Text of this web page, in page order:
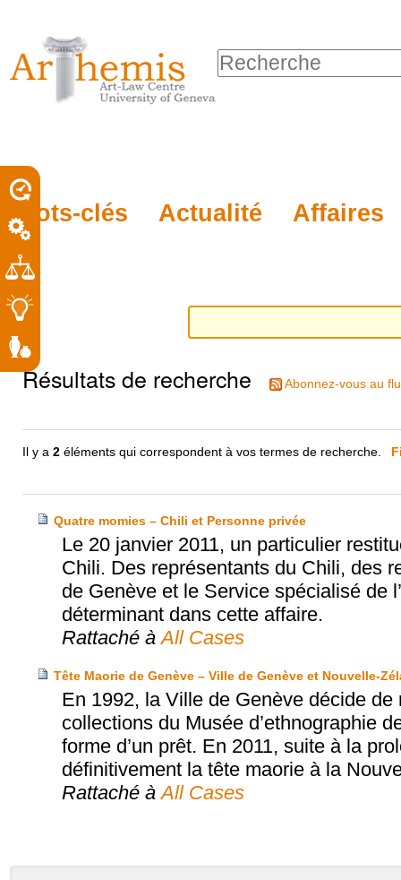
personnels
contenu.
à
la
navigation
Mots-clés Actualité Affaires
Chercher par
Résultats de recherche Abonnez-vous au
Il y a2 éléments qui correspondent à vos termes de recherche.
Quatre momies – Chili et Personne privée
Le 20 janvier 2011, un particulier
Chili. Des représentants du Chili, des
de Genève et le Service spécialisé de
déterminant dans cette affaire.
Rattaché à All Cases
Tête Maorie de Genève – Ville de Genève et Nouvelle-
En 1992, la Ville de Genève décide
collections du Musée d’ethnographie
forme d’un prêt. En 2011, suite à la
définitivement la tête maorie à la
Rattaché à All Cases